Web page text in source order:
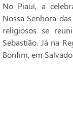
No Piauí, a
Nossa Senhora
religiosos se
Sebastião. Já na
Bonfim, em